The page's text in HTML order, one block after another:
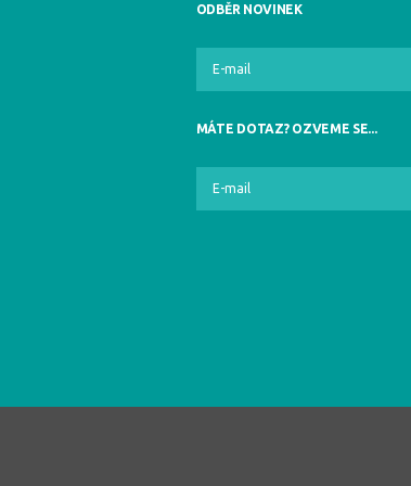
ODBĚR NOVINEK
MÁTE DOTAZ? OZVEME SE...